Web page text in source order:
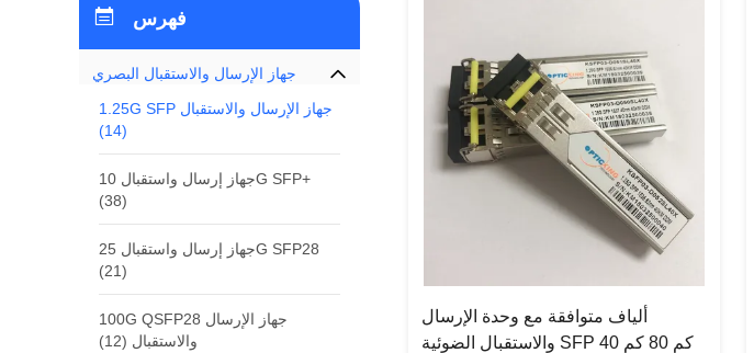
فهرس
جهاز الإرسال والاستقبال البصري
1.25G SFP جهاز الإرسال والاستقبال
(14)
جهاز إرسال واستقبال 10G SFP+
(38)
جهاز إرسال واستقبال 25G SFP28
(21)
100G QSFP28 جهاز الإرسال
والاستقبال (12)
ألياف متوافقة مع وحدة الإرسال
والاستقبال الضوئية SFP 40 كم 80 كم